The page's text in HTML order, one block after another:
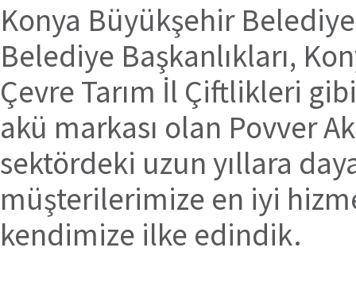
Konya Büyükşehir
Belediye Başkanlıkları,
Çevre Tarım İl Çiftlikleri
akü markası olan Povver
sektördeki uzun yıllara
müşterilerimize en iyi
kendimize ilke edindik.